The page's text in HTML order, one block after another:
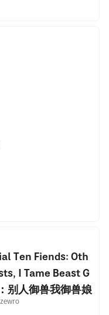
Ten Fiends: Oth
I Tame Beast G
别人御兽我御兽娘